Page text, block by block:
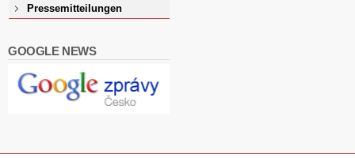
Pressemitteilungen
GOOGLE NEWS